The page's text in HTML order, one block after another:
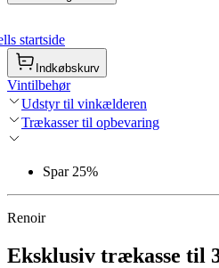
startside
Indkøbskurv
Vintilbehør
Udstyr til vinkælderen
Trækasser til opbevaring
Spar 25%
Renoir
Eksklusiv trækasse til